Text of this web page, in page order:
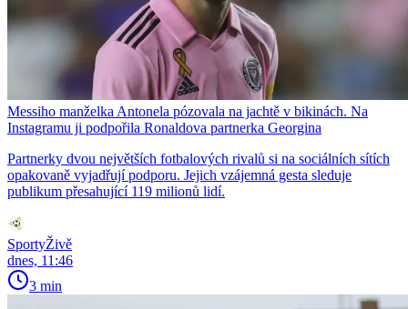
Messiho manželka Antonela pózovala na jachtě v bikinách. Na
Instagramu ji podpořila Ronaldova partnerka Georgina
Partnerky dvou největších fotbalových rivalů si na sociálních sítích
opakovaně vyjadřují podporu. Jejich vzájemná gesta sleduje
publikum přesahující 119 milionů lidí.
SportyŽivě
dnes, 11:46
3 min